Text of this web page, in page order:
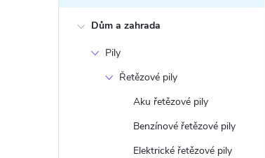
Dům a zahrada
Pily
Řetězové pily
Aku řetězové pily
Benzínové řetězové pily
Elektrické řetězové pily